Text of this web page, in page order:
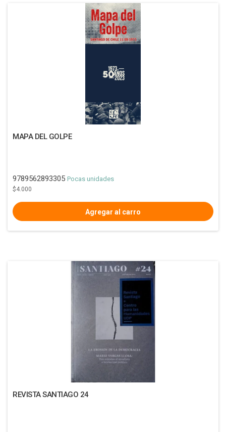
MAPA DEL GOLPE
9789562893305 Pocas unidades
$4.000
REVISTA SANTIAGO 24